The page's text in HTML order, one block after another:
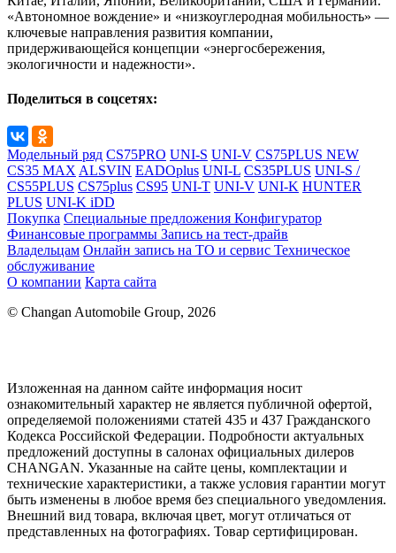
«Автономное вождение» и «низкоуглеродная мобильность» —
ключевые направления развития компании,
придерживающейся концепции «энергосбережения,
экологичности и надежности».
Поделиться в соцсетях:
Модельный ряд CS75PRO UNI-S UNI-V CS75PLUS NEW
CS35 MAX ALSVIN EADOplus UNI-L CS35PLUS UNI-S /
CS55PLUS CS75plus CS95 UNI-T UNI-V UNI-K HUNTER
PLUS UNI-K iDD
Покупка Специальные предложения Конфигуратор
Финансовые программы Запись на тест-драйв
Владельцам Онлайн запись на ТО и сервис Техническое
обслуживание
О компании Карта сайта
© Changan Automobile Group, 2026
Изложенная на данном сайте информация носит
ознакомительный характер не является публичной офертой,
определяемой положениями статей 435 и 437 Гражданского
Кодекса Российской Федерации. Подробности актуальных
предложений доступны в салонах официальных дилеров
CHANGAN. Указанные на сайте цены, комплектации и
технические характеристики, а также условия гарантии могут
быть изменены в любое время без специального уведомления.
Внешний вид товара, включая цвет, могут отличаться от
представленных на фотографиях. Товар сертифицирован.